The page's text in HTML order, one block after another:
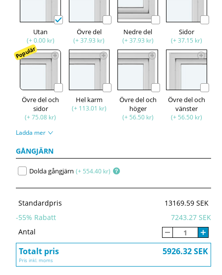
Utan
(+ 0.00 kr)
Övre del
(+ 37.93 kr)
Nedre del
(+ 37.93 kr)
Sidor
(+ 37.15 kr)
Populär
Övre del och
sidor
(+ 75.08 kr)
Hel karm
(+ 113.01 kr)
Övre del och
höger
(+ 56.50 kr)
Övre del och
vänster
(+ 56.50 kr)
Ladda mer
GÅNGJÄRN
Dolda gångjärn (+ 554.40 kr)
Standardpris
13169.59 SEK
-55% Rabatt
7243.27 SEK
Antal
Totalt pris 5926.32 SEK
Pris inkl. moms